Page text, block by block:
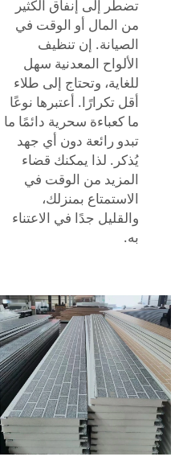
تضطر إلى إنفاق الكثير
من المال أو الوقت في
الصيانة. إن تنظيف
الألواح المعدنية سهل
للغاية، وتحتاج إلى طلاء
أقل تكرارًا. أعتبرها نوعًا
ما كعباءة سحرية دائمًا ما
تبدو رائعة دون أي جهد
يُذكر. لذا يمكنك قضاء
المزيد من الوقت في
الاستمتاع بمنزلك،
والقليل جدًا في الاعتناء
به.